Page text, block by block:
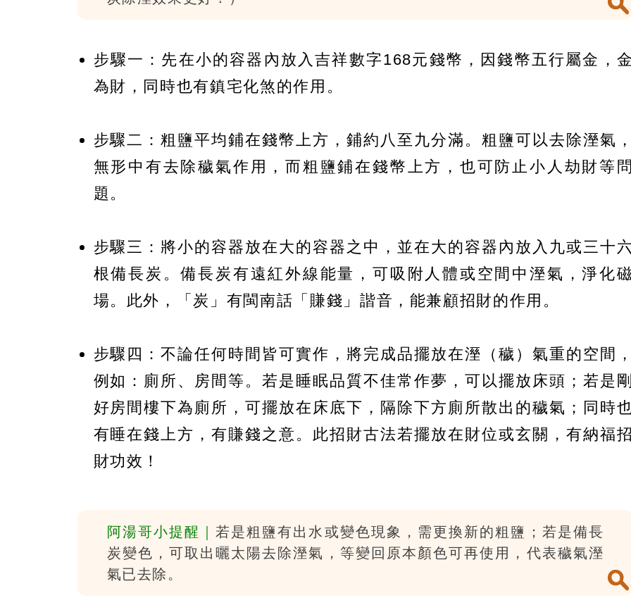
步驟一：先在小的容器內放入吉祥數字168元錢幣，因錢幣五行屬金，金
為財，同時也有鎮宅化煞的作用。
步驟二：粗鹽平均鋪在錢幣上方，鋪約八至九分滿。粗鹽可以去除溼氣，
無形中有去除穢氣作用，而粗鹽鋪在錢幣上方，也可防止小人劫財等問
題。
步驟三：將小的容器放在大的容器之中，並在大的容器內放入九或三十六
根備長炭。備長炭有遠紅外線能量，可吸附人體或空間中溼氣，淨化
場。此外，「炭」有閩南話「賺錢」諧音，能兼顧招財的作用。
步驟四：不論任何時間皆可實作，將完成品擺放在溼（穢）氣重的空間，
例如：廁所、房間等。若是睡眠品質不佳常作夢，可以擺放床頭；若是剛
好房間樓下為廁所，可擺放在床底下，隔除下方廁所散出的穢氣；同時
有睡在錢上方，有賺錢之意。此招財古法若擺放在財位或玄關，有納福招
財功效！
阿湯哥小提醒｜ 若是粗鹽有出水或變色現象，需更換新的粗鹽；若是備長
炭變色，可取出曬太陽去除溼氣，等變回原本顏色可再使用，代表穢氣溼
氣已去除。